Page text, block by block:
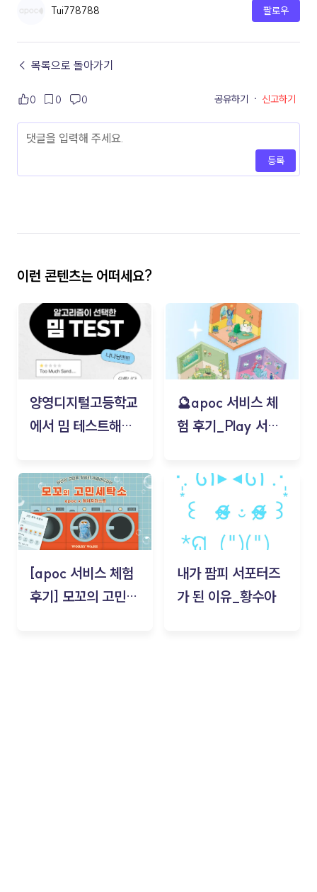
Tui778788 팔로우
← 목록으로 돌아가기
0 0 0 공유하기 · 신고하기
등록
이런 콘텐츠는 어떠세요?
양영디지털고등학교
에서 밈 테스트해보
🔮apoc 서비스 체
험 후기_Play 서비
김태현
[apoc 서비스 체험
후기] 모꼬의 고민세
내가 팜피 서포터즈
가 된 이유_황수아